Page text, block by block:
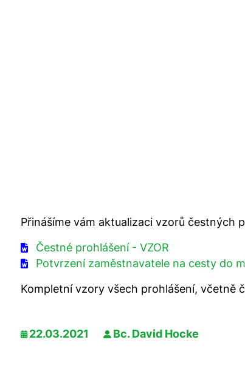
Přinášíme vám aktualizaci vzorů čestných
Čestné prohlášení - VZOR
Potvrzení zaměstnavatele na cesty do
Kompletní vzory všech prohlášení, včetně
22.03.2021 Bc. David Hocke